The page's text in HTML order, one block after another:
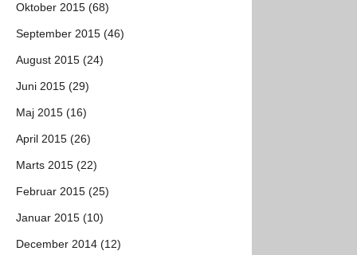
Oktober 2015 (68)
September 2015 (46)
August 2015 (24)
Juni 2015 (29)
Maj 2015 (16)
April 2015 (26)
Marts 2015 (22)
Februar 2015 (25)
Januar 2015 (10)
December 2014 (12)